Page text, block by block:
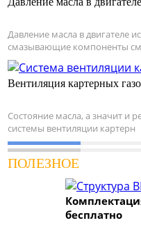
Давление масла в двигателе
смазывающие компоненты
Вентиляция картерных
Состояние масла, а значит и
системы вентиляции картерн
ПОЛЕЗНОЕ
бесплатно